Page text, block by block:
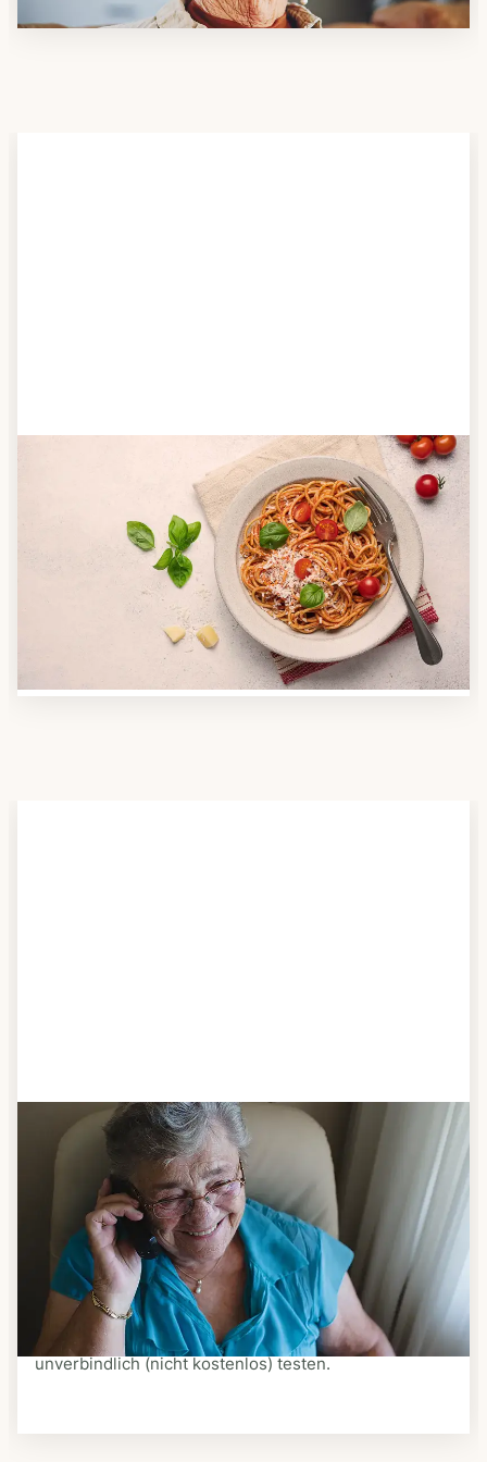
Anbieter finden
Nutzen Sie unsere große Mahlzeiten-Dienst-Suche,
um herauszufinden, welche Anbieter es in Ihrer
Region gibt und welcher am besten zu Ihnen passt.
Verschaffen Sie sich auch einen Überblick über die
Essen auf Rädern-Kosten.
Schritt 3
Bestellen & liefern lassen
Suchen Sie sich aus dem Speiseplan Ihres Anbieters
aus, was Ihnen schmeckt. Bestellen Sie telefonisch,
schriftlich oder im Online-Shop Ihres Anbieters.
Ein Kurier liefert Ihnen das bestellte Essen zum
vereinbarten Zeitpunkt nach Hause. Bei vielen
Anbietern können Sie Essen auf Rädern auch
unverbindlich (nicht kostenlos) testen.